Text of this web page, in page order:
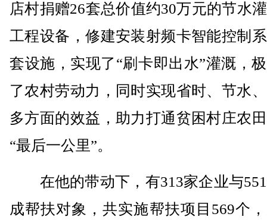
店村捐赠26套总价值约30万元的节水
工程设备，修建安装射频卡智能控制
套设施，实现了“刷卡即出水”灌溉，
了农村劳动力，同时实现省时、节水
多方面的效益，助力打通贫困村庄农
“最后一公里”。
在他的带动下，有313家企业与
成帮扶对象，共实施帮扶项目569个